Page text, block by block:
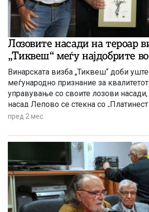
Лозовите насади на тероар
„Тиквеш“ меѓу најдобрите
Винарската визба „Тиквеш“ доби
меѓународно признание за
управување со своите лозови насади,
насад Лепово се стекна со „Платинест
извонредност“ во рамките на
Perleuve, предводен од
истражувач Џовани Бигот
пред 2 мес.